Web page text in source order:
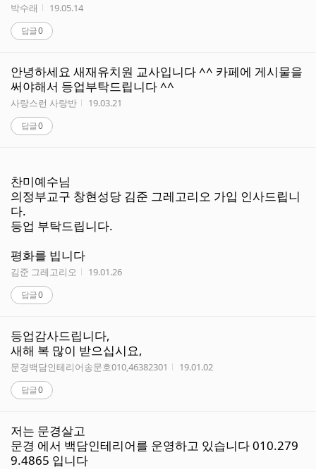
작성자
박수래 작성시간
19.05.14
답글0
안녕하세요 새재유치원 교사입니다 ^^ 카페에 게시물을
써야해서 등업부탁드립니다 ^^
작성자
사랑스런 사랑반 작성시간
19.03.21
답글0
찬미예수님
의정부교구 창현성당 김준 그레고리오 가입 인사드립니
다.
등업 부탁드립니다.
평화를 빕니다
작성자
김준 그레고리오 작성시간
19.01.26
답글0
등업감사드립니다,
새해 복 많이 받으십시요,
작성자
문경백담인테리어송문호010,46382301 작성시간
19.01.02
답글0
저는 문경살고
문경 에서 백담인테리어를 운영하고 있습니다 010.279
9.4865 입니다